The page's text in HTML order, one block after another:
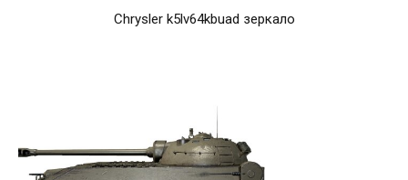
Chrysler k5lv64kbuad зеркало